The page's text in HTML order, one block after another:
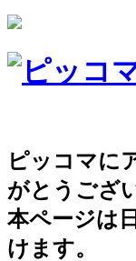
ピッコマに
がとうござ
本ページは
けます。